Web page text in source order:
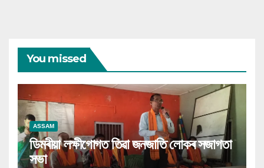
You missed
ASSAM
ডিমৰীয়া লক্ষীগোগত তিৱা জনজাতি লোকৰ সজাগতা
সভা